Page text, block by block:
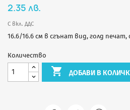
2.35 лв.
С вкл. ДДС
16.6/16.6 см в сгънат вид, голд печат,
Количество
 ДОБАВИ В